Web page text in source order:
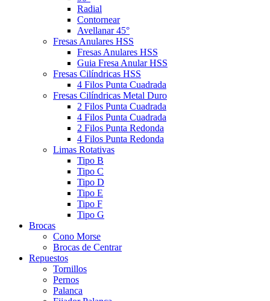
Radial
Contornear
Avellanar 45°
Fresas Anulares HSS
Fresas Anulares HSS
Guia Fresa Anular HSS
Fresas Cilíndricas HSS
4 Filos Punta Cuadrada
Fresas Cilíndricas Metal Duro
2 Filos Punta Cuadrada
4 Filos Punta Cuadrada
2 Filos Punta Redonda
4 Filos Punta Redonda
Limas Rotativas
Tipo B
Tipo C
Tipo D
Tipo E
Tipo F
Tipo G
Brocas
Cono Morse
Brocas de Centrar
Repuestos
Tornillos
Pernos
Palanca